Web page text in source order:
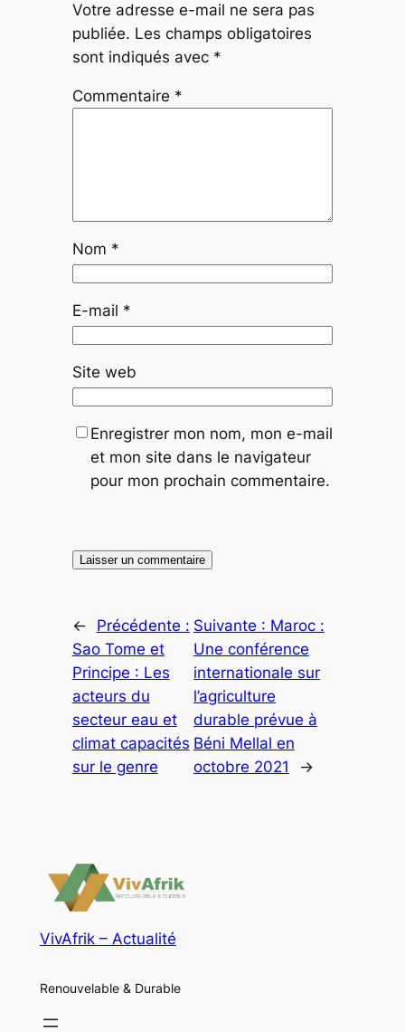
Votre adresse e-mail ne sera pas
publiée. Les champs obligatoires
sont indiqués avec *
Commentaire *
Nom *
E-mail *
Site web
Enregistrer mon nom, mon e-mail
et mon site dans le navigateur
pour mon prochain commentaire.
←
Précédente :
Sao Tome et
Principe : Les
acteurs du
secteur eau et
climat capacités
sur le genre
Suivante : Maroc :
Une conférence
internationale sur
l’agriculture
durable prévue à
Béni Mellal en
octobre 2021
→
VivAfrik – Actualité
Renouvelable & Durable